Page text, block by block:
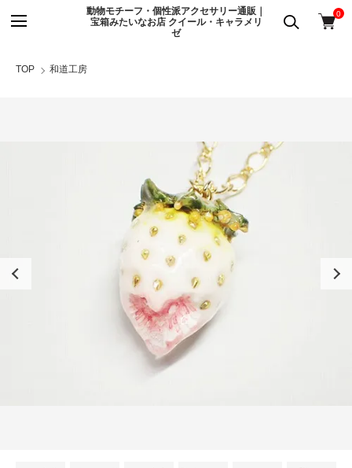
動物モチーフ・個性派アクセサリー通販｜
宝箱みたいなお店 クイール・キャラメリ
ゼ
0
TOP 和道工房